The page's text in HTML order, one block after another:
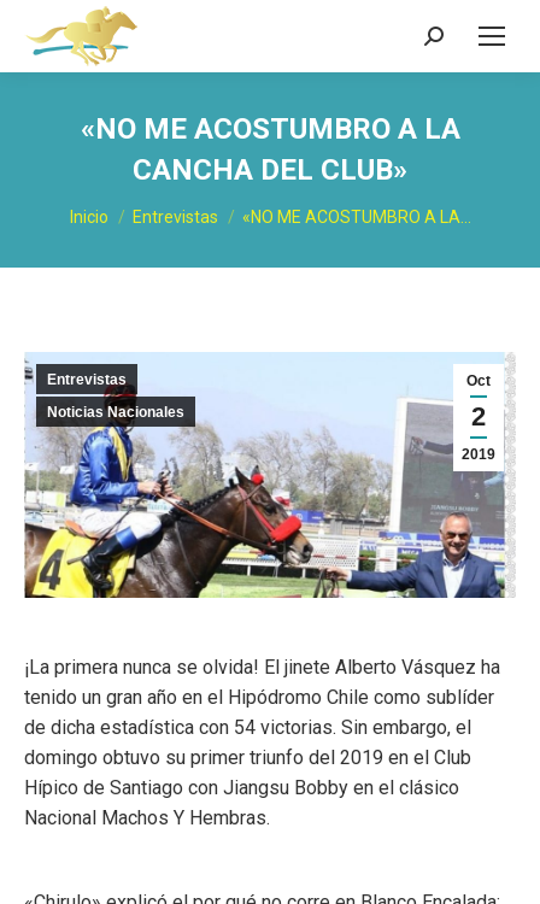
Buscar:
«NO ME ACOSTUMBRO A LA
CANCHA DEL CLUB»
Estás aquí:
Inicio Entrevistas «NO ME ACOSTUMBRO A LA…
Oct
2
2019
Entrevistas
Noticias Nacionales
¡La primera nunca se olvida! El jinete Alberto Vásquez ha
tenido un gran año en el Hipódromo Chile como sublíder
de dicha estadística con 54 victorias. Sin embargo, el
domingo obtuvo su primer triunfo del 2019 en el Club
Hípico de Santiago con Jiangsu Bobby en el clásico
Nacional Machos Y Hembras.